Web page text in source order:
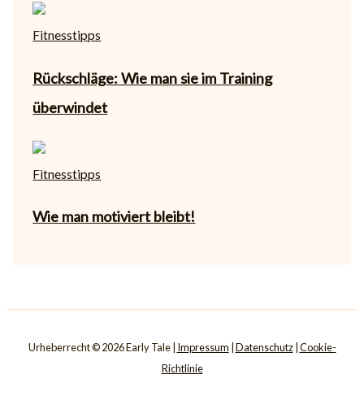
Fitnesstipps
Rückschläge: Wie man sie im Training
überwindet
Fitnesstipps
Wie man motiviert bleibt!
Urheberrecht © 2026 Early Tale | Impressum Datenschutz| Cookie-
Richtlinie